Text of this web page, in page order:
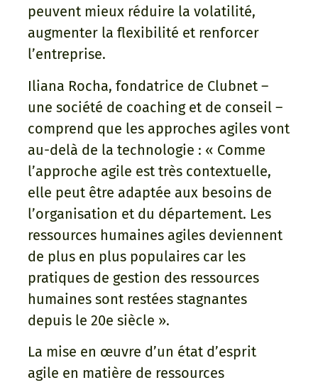
peuvent mieux réduire la volatilité,
augmenter la flexibilité et renforcer
l’entreprise.
Iliana Rocha, fondatrice de Clubnet –
une société de coaching et de conseil –
comprend que les approches agiles vont
au-delà de la technologie : « Comme
l’approche agile est très contextuelle,
elle peut être adaptée aux besoins de
l’organisation et du département. Les
ressources humaines agiles deviennent
de plus en plus populaires car les
pratiques de gestion des ressources
humaines sont restées stagnantes
depuis le 20e siècle ».
La mise en œuvre d’un état d’esprit
agile en matière de ressources